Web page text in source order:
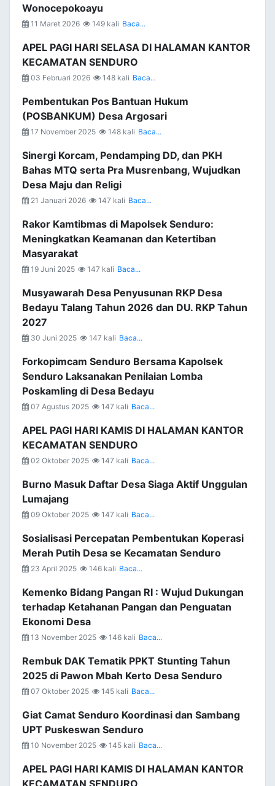
Wonocepokoayu
11 Maret 2026 149 kali Baca...
APEL PAGI HARI SELASA DI HALAMAN KANTOR
KECAMATAN SENDURO
03 Februari 2026 148 kali Baca...
Pembentukan Pos Bantuan Hukum
(POSBANKUM) Desa Argosari
17 November 2025 148 kali Baca...
Sinergi Korcam, Pendamping DD, dan PKH
Bahas MTQ serta Pra Musrenbang, Wujudkan
Desa Maju dan Religi
21 Januari 2026 147 kali Baca...
Rakor Kamtibmas di Mapolsek Senduro:
Meningkatkan Keamanan dan Ketertiban
Masyarakat
19 Juni 2025 147 kali Baca...
Musyawarah Desa Penyusunan RKP Desa
Bedayu Talang Tahun 2026 dan DU. RKP Tahun
2027
30 Juni 2025 147 kali Baca...
Forkopimcam Senduro Bersama Kapolsek
Senduro Laksanakan Penilaian Lomba
Poskamling di Desa Bedayu
07 Agustus 2025 147 kali Baca...
APEL PAGI HARI KAMIS DI HALAMAN KANTOR
KECAMATAN SENDURO
02 Oktober 2025 147 kali Baca...
Burno Masuk Daftar Desa Siaga Aktif Unggulan
Lumajang
09 Oktober 2025 147 kali Baca...
Sosialisasi Percepatan Pembentukan Koperasi
Merah Putih Desa se Kecamatan Senduro
23 April 2025 146 kali Baca...
Kemenko Bidang Pangan RI : Wujud Dukungan
terhadap Ketahanan Pangan dan Penguatan
Ekonomi Desa
13 November 2025 146 kali Baca...
Rembuk DAK Tematik PPKT Stunting Tahun
2025 di Pawon Mbah Kerto Desa Senduro
07 Oktober 2025 145 kali Baca...
Giat Camat Senduro Koordinasi dan Sambang
UPT Puskeswan Senduro
10 November 2025 145 kali Baca...
APEL PAGI HARI KAMIS DI HALAMAN KANTOR
KECAMATAN SENDURO